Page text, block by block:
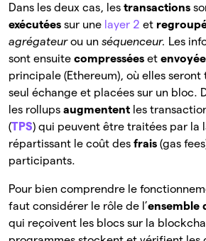
Dans les deux cas, les transactions
exécutées sur une layer 2 et
agrégateurou un séquenceur. Les
sont ensuite compressées et
principale (Ethereum), où elles
seul échange et placées sur un bloc.
les rollups augmentent les
(TPS) qui peuvent être traitées par la
répartissant le coût des frais (gas
participants.
Pour bien comprendre le
faut considérer le rôle de l’ensemble
qui reçoivent les blocs sur la